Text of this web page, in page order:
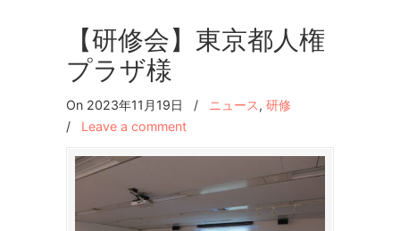
【研修会】東京都人権
プラザ様
On 2023年11月19日 / ニュース, 研修
/ Leave a comment